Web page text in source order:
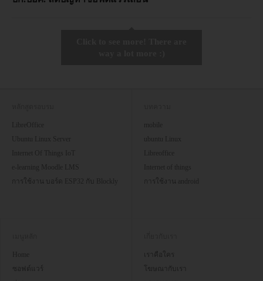
LibreOffice
Ubuntu Linux Server
Internet Of Things IoT
e-learning Moodle LMS
การใช้งาน บอร์ด ESP32 กับ Blockly
mobile
ubuntu Linux
Internet of things
การใช้งาน android
Home
ซอฟต์แวร์
เราคือใคร
โฆษณากับเรา